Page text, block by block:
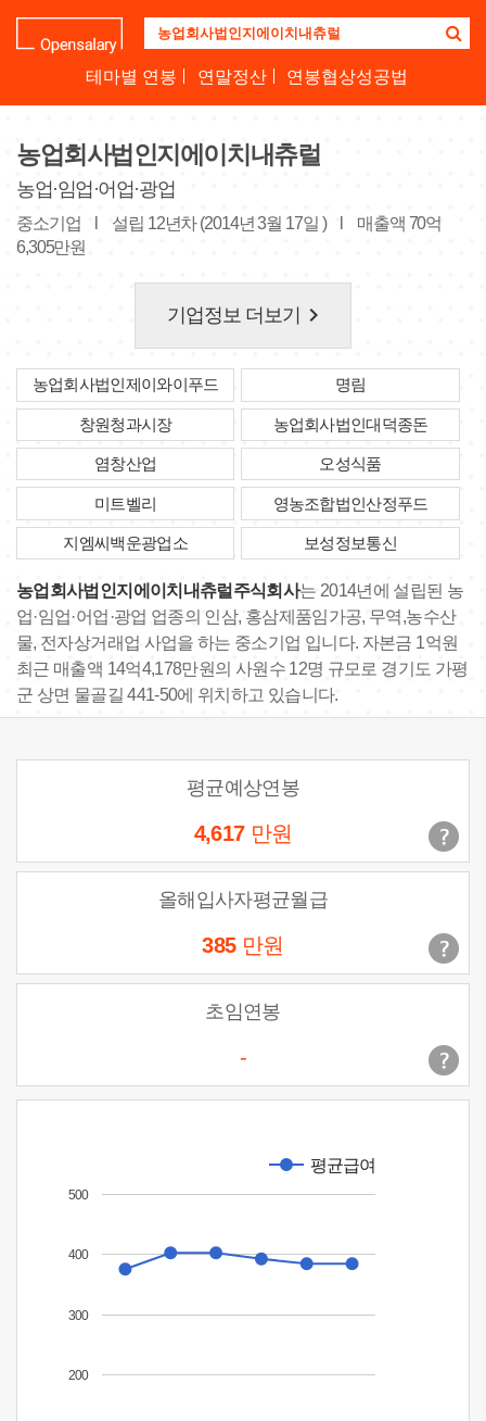
업
명
하
세
요
테마별 연봉 연말정산 연봉협상성공법
농업회사법인지에이치내츄럴
농업·임업·어업·광업
중소기업 설립 12년차 (2014년 3월 17일 )
매출액 70억
6,305만원
기업정보 더보기 keyboard_arrow_right
농업회사법인제이와이푸드 명림
창원청과시장 농업회사법인대덕종돈
염창산업 오성식품
미트벨리 영농조합법인산정푸드
지엠씨백운광업소 보성정보통신
농업회사법인지에이치내츄럴주식회사는 2014년에 설립된 농
업·임업·어업·광업 업종의 인삼, 홍삼제품임가공, 무역,농수산
물, 전자상거래업 사업을 하는 중소기업 입니다. 자본금 1억원
최근 매출액 14억4,178만원의 사원수 12명 규모로 경기도 가평
군 상면 물골길 441-50에 위치하고 있습니다.
평균예상연봉
4,617 만원
올해입사자평균월급
385 만원
초임연봉
-
평균급여
200
300
400
500